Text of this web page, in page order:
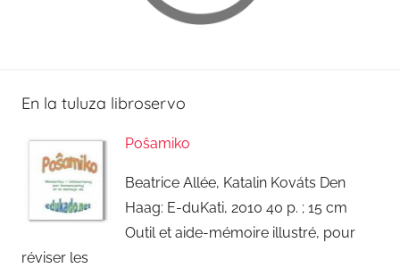
En la tuluza libroservo
Poŝamiko
Beatrice Allée, Katalin Kováts Den
Haag: E-duKati, 2010 40 p. ; 15 cm
Outil et aide-mémoire illustré, pour
réviser les